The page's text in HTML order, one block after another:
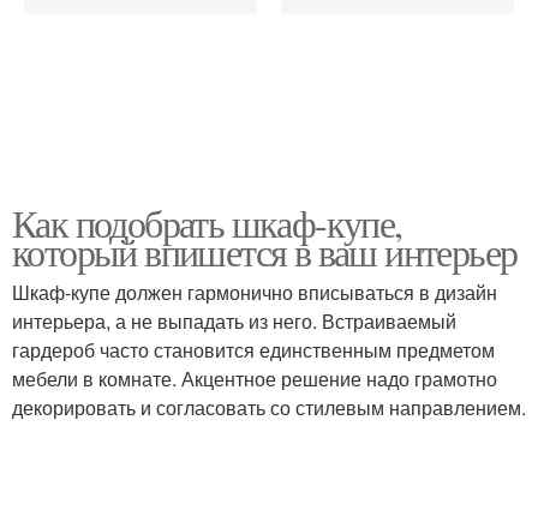
Как подобрать шкаф-купе,
который впишется в ваш интерьер
Шкаф-купе должен гармонично вписываться в дизайн
интерьера, а не выпадать из него. Встраиваемый
гардероб часто становится единственным предметом
мебели в комнате. Акцентное решение надо грамотно
декорировать и согласовать со стилевым направлением.